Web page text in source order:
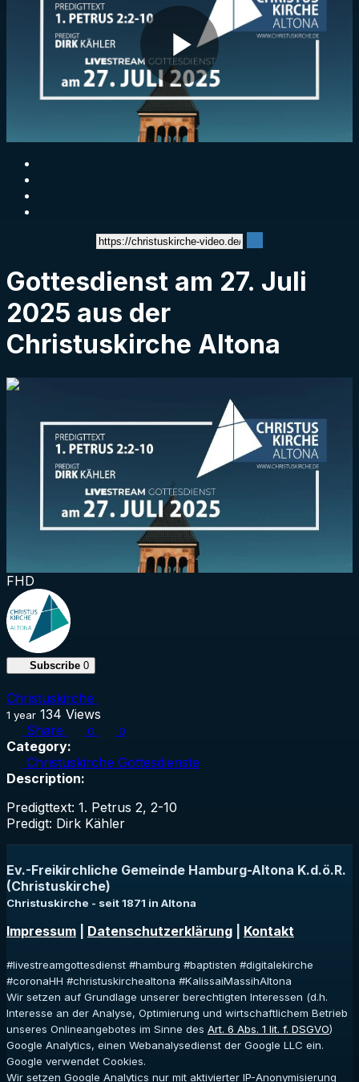
Play
Gottesdienst am 27. Juli
2025 aus der
Christuskirche Altona
1:25:40
FHD
Subscribe 0
Christuskirche
1 year 134 Views
Share
0 0
Category:
Christuskirche Gottesdienste
Description:
Predigttext: 1. Petrus 2, 2-10
Predigt: Dirk Kähler
Ev.-Freikirchliche Gemeinde Hamburg-Altona K.d.ö.R.
(Christuskirche)
Christuskirche - seit 1871 in Altona
Impressum Datenschutzerklärung Kontakt
#livestreamgottesdienst #hamburg #baptisten #digitalekirche
#coronaHH #christuskirchealtona #KalissaiMassihAltona
Wir setzen auf Grundlage unserer berechtigten Interessen (d.h.
Interesse an der Analyse, Optimierung und wirtschaftlichem Betrieb
unseres Onlineangebotes im Sinne des Art. 6 Abs. 1 lit. f. DSGVO)
Google Analytics, einen Webanalysedienst der Google LLC ein.
Google verwendet Cookies.
Wir setzen Google Analytics nur mit aktivierter IP-Anonymisierung